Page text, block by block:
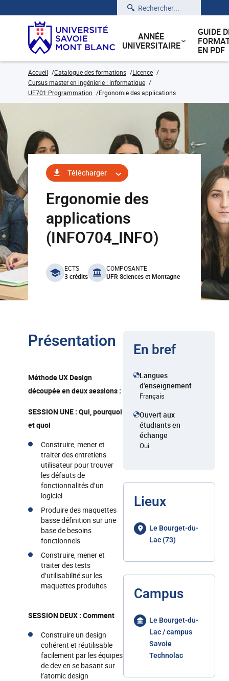
Rechercher
ANNÉE
UNIVERSITAIRE
GUIDE
EN PDF
Accueil Catalogue des formations
Licence
Cursus master en ingénierie : informatique
UE701 Programmation
Ergonomie des applications
Télécharger
Ergonomie des
applications
(INFO704_INFO)
benefits
ECTS
3 crédits
COMPOSANTE
UFR Sciences et Montagne
Présentation
Méthode UX Design
découpée en deux sessions :
SESSION UNE : Qui, pourquoi
et quoi
Construire, mener et
traiter des entretiens
utilisateur pour trouver
les défauts de
fonctionnalités d’un
logiciel
Produire des maquettes
basse définition sur une
base de besoins
fonctionnels
Construire, mener et
traiter des tests
d’utilisabilité sur les
maquettes produites
SESSION DEUX : Comment
Construire un design
cohérent et réutilisable
facilement par les équipes
de dev en se basant sur
l’atomic design
En bref
Langues
d'enseignement
Français
Ouvert aux
étudiants en
échange
Oui
Lieux
Le Bourget-du-
Lac (73)
Campus
Le Bourget-du-
Lac / campus
Savoie
Technolac